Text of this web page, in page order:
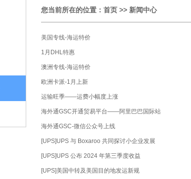
您当前所在的位置： 首页 >> 新闻中心
美国专线-海运特价
1月DHL特惠
澳洲专线-海运特价
欧洲卡派-1月上新
运输旺季——运费小幅度上涨
海外通GSC开通贸易平台——阿里巴巴国际站
海外通GSC-微信公众号上线
[UPS]UPS 与 Boxaroo 共同探讨小企业发展
[UPS]UPS 公布 2024 年第三季度收益
[UPS]美国中转及美国目的地发运新规